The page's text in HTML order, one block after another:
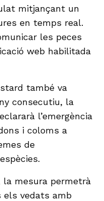
mitjançant un
en temps real.
les peces
web habilitada
també va
consecutiu, la
l’emergència
i coloms a
de
la mesura permetrà
els vedats amb